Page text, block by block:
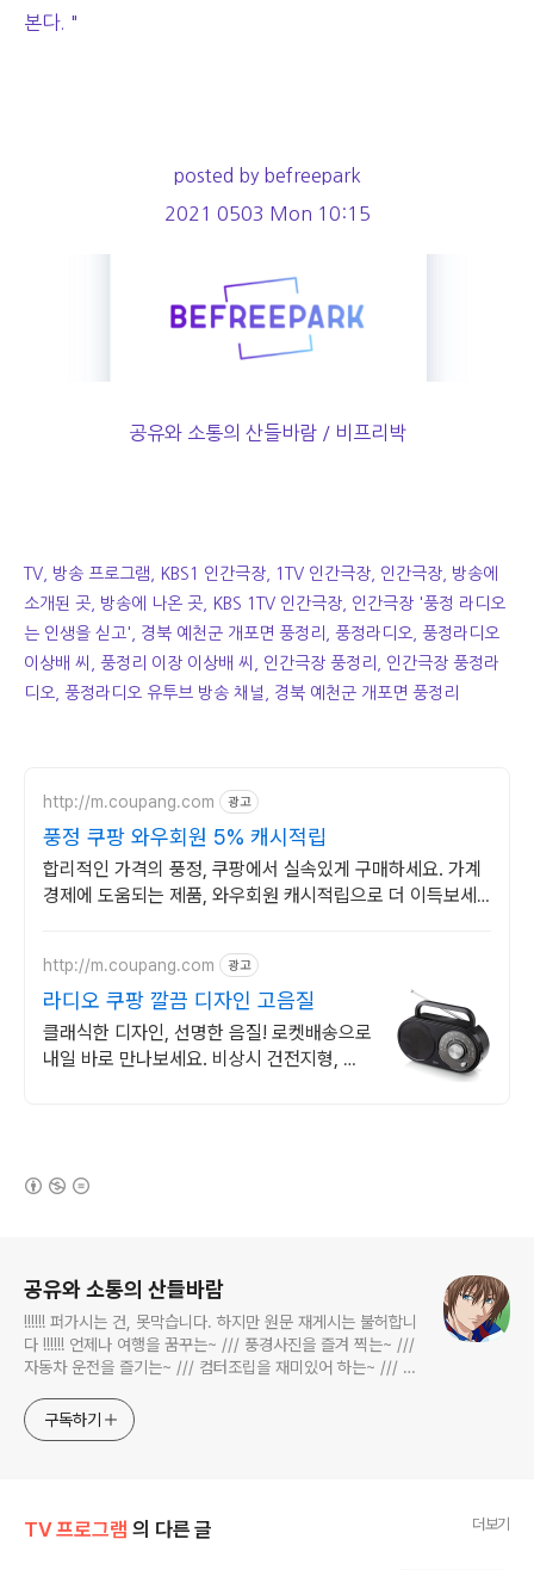
본다. "
posted by befreepark
2021 0503 Mon 10:15
공유와 소통의 산들바람 / 비프리박
TV, 방송 프로그램, KBS1 인간극장, 1TV 인간극장, 인간극장, 방송에
소개된 곳, 방송에 나온 곳, KBS 1TV 인간극장, 인간극장 '풍정 라디오
는 인생을 싣고', 경북 예천군 개포면 풍정리, 풍정라디오, 풍정라디오
이상배 씨, 풍정리 이장 이상배 씨, 인간극장 풍정리, 인간극장 풍정라
디오, 풍정라디오 유투브 방송 채널, 경북 예천군 개포면 풍정리
http://m.coupang.com 광고
풍정 쿠팡 와우회원 5% 캐시적립
합리적인 가격의 풍정, 쿠팡에서 실속있게 구매하세요. 가계
경제에 도움되는 제품, 와우회원 캐시적립으로 더 이득보세
http://m.coupang.com 광고
라디오 쿠팡 깔끔 디자인 고음질
클래식한 디자인, 선명한 음질! 로켓배송으로
내일 바로 만나보세요. 비상시 건전지형, 휴
공유와 소통의 산들바람
!!!!!! 퍼가시는 건, 못막습니다. 하지만 원문 재게시는 불허합니
다 !!!!!! 언제나 여행을 꿈꾸는~ /// 풍경사진을 즐겨 찍는~ ///
자동차 운전을 즐기는~ /// 컴터조립을 재미있어 하는~ /// 고
식하는 미드가 있는~ /// 사회적 이슈에 발언하는~ 不老巨
구독하기
TV 프로그램 의 다른 글 더보기